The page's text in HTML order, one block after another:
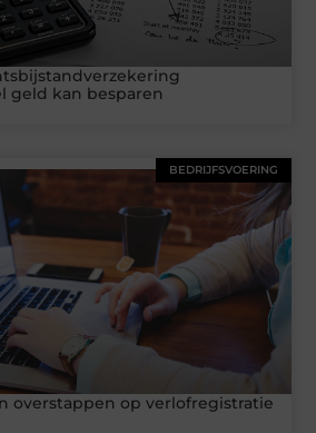
geld kan besparen
BEDRIJFSVOERING
overstappen op verlofregistratie